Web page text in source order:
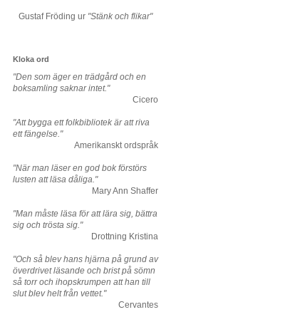
Gustaf Fröding ur "Stänk och flikar"
Kloka ord
"Den som äger en trädgård och en
boksamling saknar intet."
Cicero
"Att bygga ett folkbibliotek är att riva
ett fängelse."
Amerikanskt ordspråk
"När man läser en god bok förstörs
lusten att läsa dåliga."
Mary Ann Shaffer
"Man måste läsa för att lära sig, bättra
sig och trösta sig."
Drottning Kristina
"Och så blev hans hjärna på grund av
överdrivet läsande och brist på sömn
så torr och ihopskrumpen att han till
slut blev helt från vettet."
Cervantes